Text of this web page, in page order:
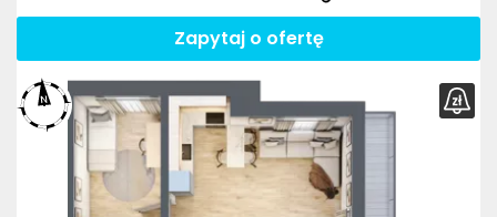
Zapytaj o ofertę